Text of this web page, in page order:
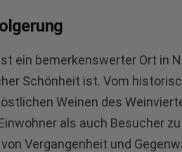
ein bemerkenswerter Ort in
Schönheit ist. Vom
Weinen des
als auch Besucher
Vergangenheit und